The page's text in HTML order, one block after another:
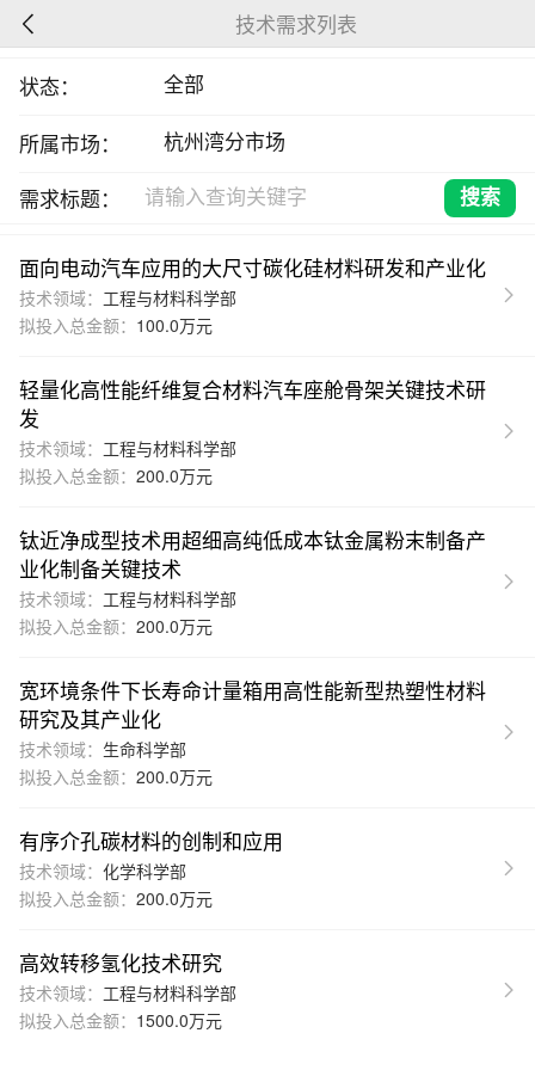
技术需求列表
状态：
所属市场：
需求标题：
面向电动汽车应用的大尺寸碳化硅材料研发和产业化
技术领域： 工程与材料科学部
拟投入总金额： 100.0万元
轻量化高性能纤维复合材料汽车座舱骨架关键技术研
发
技术领域： 工程与材料科学部
拟投入总金额： 200.0万元
钛近净成型技术用超细高纯低成本钛金属粉末制备产
业化制备关键技术
技术领域： 工程与材料科学部
拟投入总金额： 200.0万元
宽环境条件下长寿命计量箱用高性能新型热塑性材料
研究及其产业化
技术领域： 生命科学部
拟投入总金额： 200.0万元
有序介孔碳材料的创制和应用
技术领域： 化学科学部
拟投入总金额： 200.0万元
高效转移氢化技术研究
技术领域： 工程与材料科学部
拟投入总金额： 1500.0万元